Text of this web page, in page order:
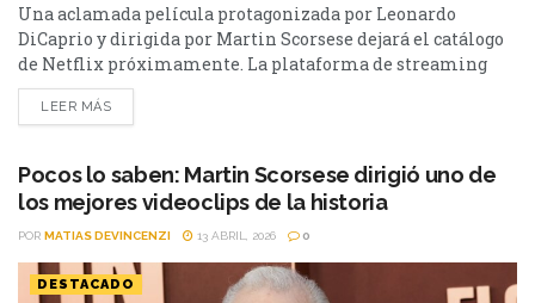
Una aclamada película protagonizada por Leonardo
DiCaprio y dirigida por Martin Scorsese dejará el catálogo
de Netflix próximamente. La plataforma de streaming
Netflix, se despedirá en los próximos días de una de las
películas más impactantes de la filmografía de Martin
atrapante y uno de los finales más comentados del cine
moderno, Shutter Island...
LEER MÁS
Pocos lo saben: Martin Scorsese dirigió uno de
los mejores videoclips de la historia
POR MATIAS DEVINCENZI 13 ABRIL, 2026 0
DESTACADO